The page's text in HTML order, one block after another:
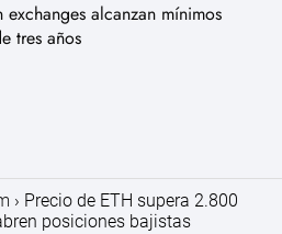
exchanges alcanzan mínimos
tres años
Precio de ETH supera 2.800
posiciones bajistas